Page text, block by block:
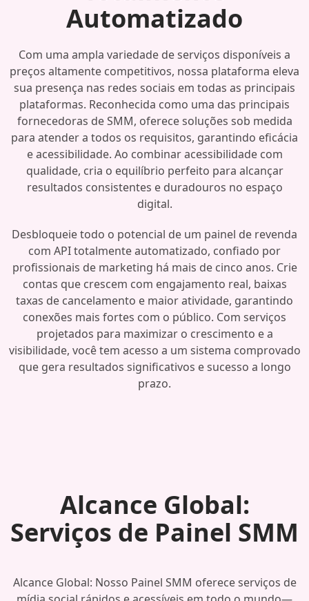
Automatizado
Com uma ampla variedade de serviços disponíveis a
preços altamente competitivos, nossa plataforma eleva
sua presença nas redes sociais em todas as principais
plataformas. Reconhecida como uma das principais
fornecedoras de SMM, oferece soluções sob medida
para atender a todos os requisitos, garantindo eficácia
e acessibilidade. Ao combinar acessibilidade com
qualidade, cria o equilíbrio perfeito para alcançar
resultados consistentes e duradouros no espaço
digital.
Desbloqueie todo o potencial de um painel de revenda
com API totalmente automatizado, confiado por
profissionais de marketing há mais de cinco anos. Crie
contas que crescem com engajamento real, baixas
taxas de cancelamento e maior atividade, garantindo
conexões mais fortes com o público. Com serviços
projetados para maximizar o crescimento e a
visibilidade, você tem acesso a um sistema comprovado
que gera resultados significativos e sucesso a longo
prazo.
Alcance Global:
Serviços de Painel SMM
Alcance Global: Nosso Painel SMM oferece serviços de